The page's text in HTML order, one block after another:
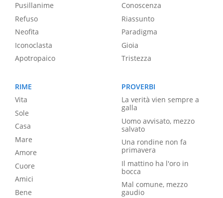
Pusillanime
Refuso
Neofita
Iconoclasta
Apotropaico
Conoscenza
Riassunto
Paradigma
Gioia
Tristezza
RIME
Vita
Sole
Casa
Mare
Amore
Cuore
Amici
Bene
PROVERBI
La verità vien sempre a
galla
Uomo avvisato, mezzo
salvato
Una rondine non fa
primavera
Il mattino ha l'oro in
bocca
Mal comune, mezzo
gaudio